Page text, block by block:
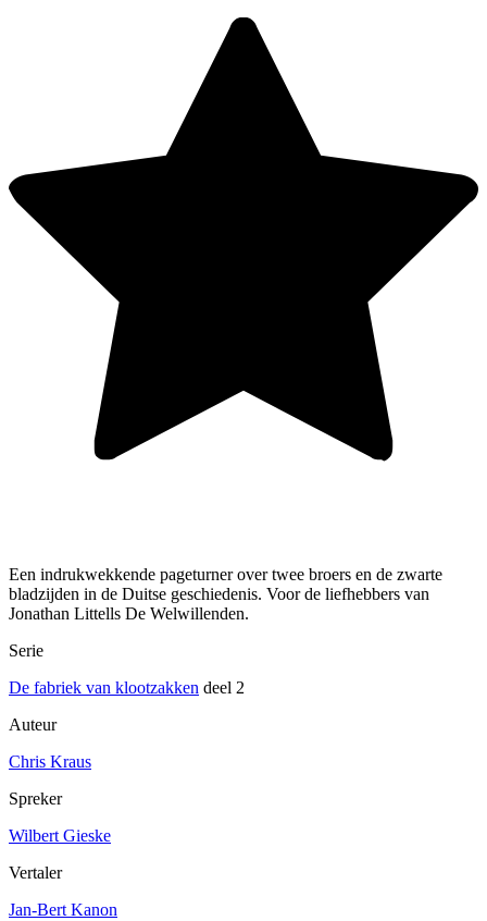
Een indrukwekkende pageturner over twee broers en de zwarte
bladzijden in de Duitse geschiedenis. Voor de liefhebbers van
Jonathan Littells De Welwillenden.
Serie
De fabriek van klootzakken deel 2
Auteur
Chris Kraus
Spreker
Wilbert Gieske
Vertaler
Jan-Bert Kanon